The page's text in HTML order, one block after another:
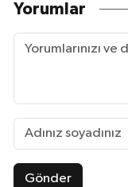
Yorumlar
Gönder